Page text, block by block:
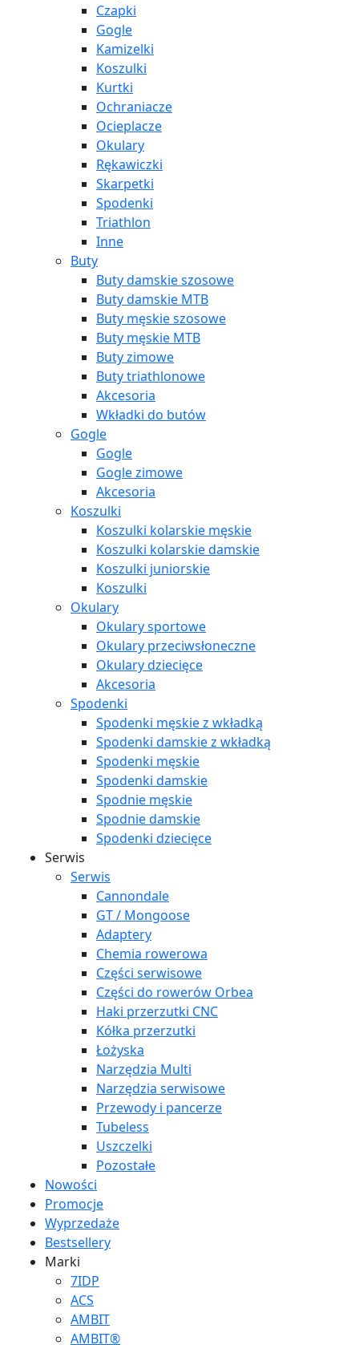
Czapki
Gogle
Kamizelki
Koszulki
Kurtki
Ochraniacze
Ocieplacze
Okulary
Rękawiczki
Skarpetki
Spodenki
Triathlon
Inne
Buty
Buty damskie szosowe
Buty damskie MTB
Buty męskie szosowe
Buty męskie MTB
Buty zimowe
Buty triathlonowe
Akcesoria
Wkładki do butów
Gogle
Gogle
Gogle zimowe
Akcesoria
Koszulki
Koszulki kolarskie męskie
Koszulki kolarskie damskie
Koszulki juniorskie
Koszulki
Okulary
Okulary sportowe
Okulary przeciwsłoneczne
Okulary dziecięce
Akcesoria
Spodenki
Spodenki męskie z wkładką
Spodenki damskie z wkładką
Spodenki męskie
Spodenki damskie
Spodnie męskie
Spodnie damskie
Spodenki dziecięce
Serwis
Serwis
Cannondale
GT / Mongoose
Adaptery
Chemia rowerowa
Części serwisowe
Części do rowerów Orbea
Haki przerzutki CNC
Kółka przerzutki
Łożyska
Narzędzia Multi
Narzędzia serwisowe
Przewody i pancerze
Tubeless
Uszczelki
Pozostałe
Nowości
Promocje
Wyprzedaże
Bestsellery
Marki
7IDP
ACS
AMBIT
AMBIT®